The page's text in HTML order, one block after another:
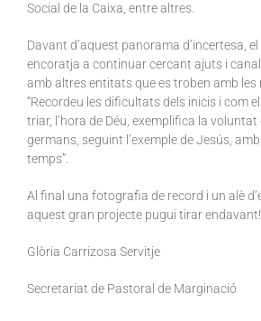
Social de la Caixa, entre altres.
Davant d’aquest panorama d’incertesa,
encoratja a continuar cercant ajuts i
amb altres entitats que es troben amb les
“Recordeu les dificultats dels inicis i com
triar, l’hora de Déu, exemplifica la voluntat
germans, seguint l’exemple de Jesús,
temps”.
Al final una fotografia de record i un alè
aquest gran projecte pugui tirar endavant!
Glòria Carrizosa Servitje
Secretariat de Pastoral de Marginació